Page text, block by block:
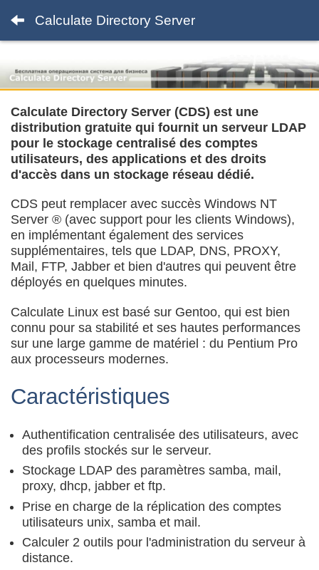
Calculate Directory Server
Calculate Directory Server (CDS) est une
distribution gratuite qui fournit un serveur LDAP
pour le stockage centralisé des comptes
utilisateurs, des applications et des droits
d'accès dans un stockage réseau dédié.
CDS peut remplacer avec succès Windows NT
Server ® (avec support pour les clients Windows),
en implémentant également des services
supplémentaires, tels que LDAP, DNS, PROXY,
Mail, FTP, Jabber et bien d'autres qui peuvent être
déployés en quelques minutes.
Calculate Linux est basé sur Gentoo, qui est bien
connu pour sa stabilité et ses hautes performances
sur une large gamme de matériel : du Pentium Pro
aux processeurs modernes.
Caractéristiques
Authentification centralisée des utilisateurs, avec
des profils stockés sur le serveur.
Stockage LDAP des paramètres samba, mail,
proxy, dhcp, jabber et ftp.
Prise en charge de la réplication des comptes
utilisateurs unix, samba et mail.
Calculer 2 outils pour l'administration du serveur à
distance.